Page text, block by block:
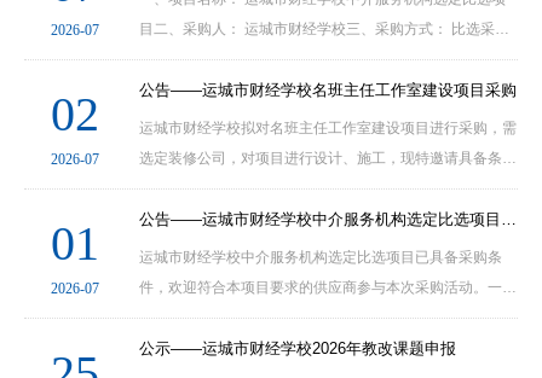
2026-07
目二、采购人： 运城市财经学校三、采购方式： 比选采购
四、本项目于 2026年 7月 6 日 在运城市财经学
02
2026-07
公告——运城市财经学校名班主任工作室建设项目采购
运城市财经学校拟对名班主任工作室建设项目进行采购，需
选定装修公司，对项目进行设计、施工，现特邀请具备条件
的服务提供商前来响应报价。一、项目概况1、项目名称: 运
01
2026-07
公告——运城市财经学校中介服务机构选定比选项目采购
运城市财经学校中介服务机构选定比选项目已具备采购条
件，欢迎符合本项目要求的供应商参与本次采购活动。一、
项目概况1、项目名称：运城市财经学校中介服务机构选定
比选项
公示——运城市财经学校2026年教改课题申报